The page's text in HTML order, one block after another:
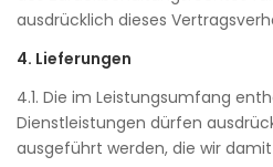
ausdrücklich dieses
4. Lieferungen
4.1. Die im Leistungsumfang
Dienstleistungen dürfen
ausgeführt werden, die wir